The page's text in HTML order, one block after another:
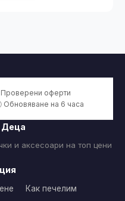
Проверени оферти
Обновяване на 6 часа
Деца
и аксесоари на топ цени
Как печелим